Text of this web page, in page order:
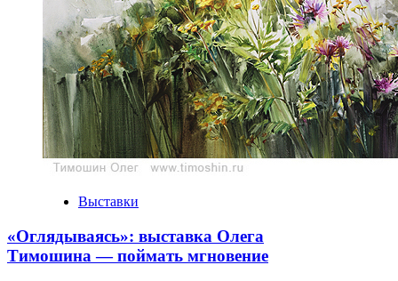
Выставки
«Оглядываясь»: выставка Олега
Тимошина — поймать мгновение